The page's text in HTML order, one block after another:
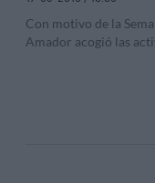
Con motivo de la
Amador acogió las